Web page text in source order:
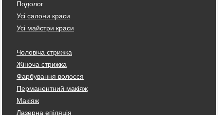
Подолог
Усі салони краси
Усі майстри краси
Чоловіча стрижка
Жіноча стрижка
Фарбування волосся
Перманентний макіяж
Макіяж
Лазерна епіляція